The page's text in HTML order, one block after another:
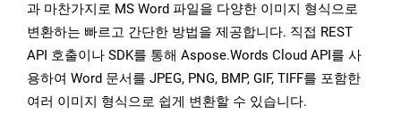
과 마찬가지로 MS Word 파일을 다양한 이미지 형식으로
변환하는 빠르고 간단한 방법을 제공합니다. 직접 REST
API 호출이나 SDK를 통해 Aspose.Words Cloud API를 사
용하여 Word 문서를 JPEG, PNG, BMP, GIF, TIFF를 포함한
여러 이미지 형식으로 쉽게 변환할 수 있습니다.